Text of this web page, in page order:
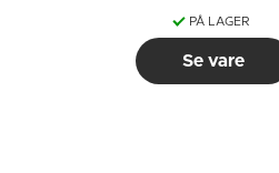
PÅ LAGER
Se vare